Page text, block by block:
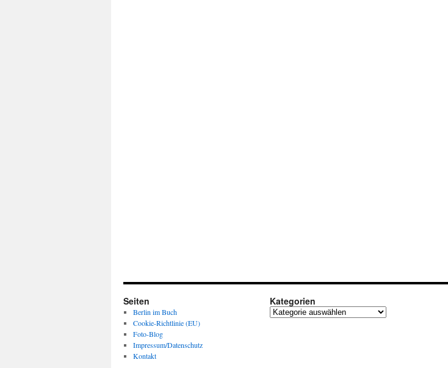
Seiten
Berlin im Buch
Cookie-Richtlinie (EU)
Foto-Blog
Impressum/Datenschutz
Kontakt
Kategorien
Kategorien